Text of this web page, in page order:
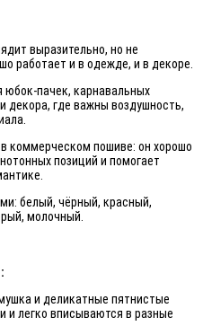
выразительно, но не
работает и в одежде, и в декоре.
юбок-пачек, карнавальных
декора, где важны воздушность,
коммерческом пошиве: он хорошо
позиций и помогает
белый, чёрный, красный,
молочный.
и деликатные пятнистые
и легко вписываются в разные